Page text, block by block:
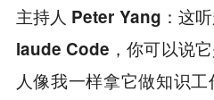
主持人 Peter Yang：这
laude Code，你可以说
人像我一样拿它做知识